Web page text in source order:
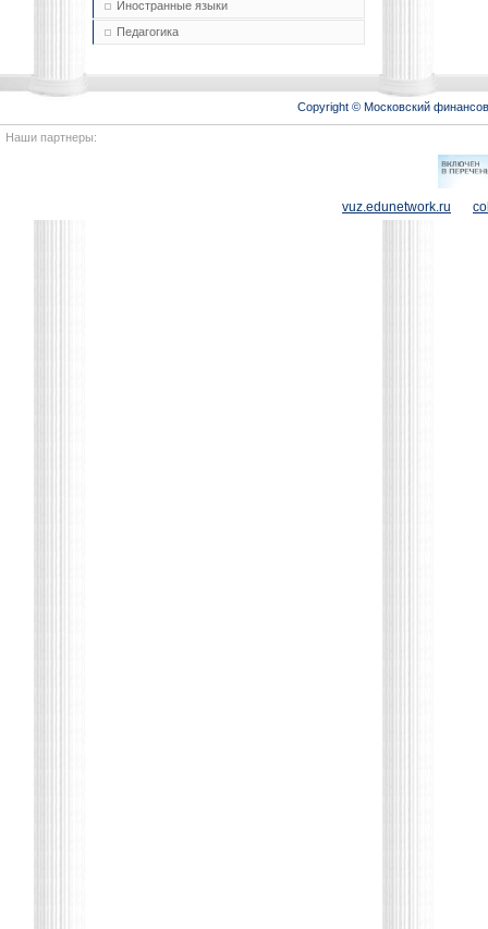
Иностранные языки
Педагогика
Copyright © Московский
Наши партнеры:
vuz.edunetwork.ru